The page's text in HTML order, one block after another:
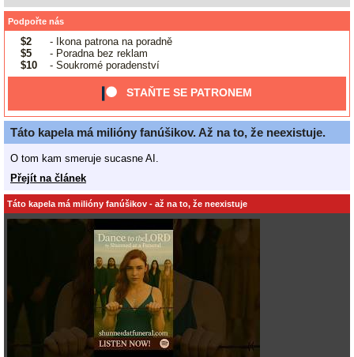
Podpořte nás
$2
- Ikona patrona na poradně
$5
- Poradna bez reklam
$10
- Soukromé poradenství
STAŇTE SE PATRONEM
Táto kapela má milióny fanúšikov. Až na to, že neexistuje.
O tom kam smeruje sucasne AI.
Přejít na článek
Táto kapela má milióny fanúšikov - až na to, že neexistuje